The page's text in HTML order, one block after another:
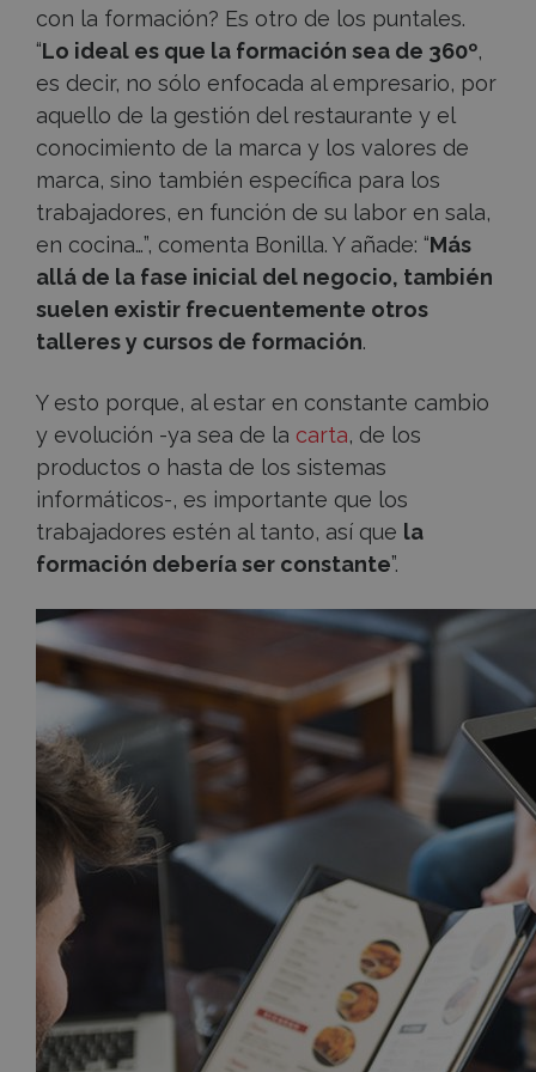
con la formación? Es otro de los puntales.
“Lo ideal es que la formación sea de 360º,
es decir, no sólo enfocada al empresario, por
aquello de la gestión del restaurante y el
conocimiento de la marca y los valores de
marca, sino también específica para los
trabajadores, en función de su labor en sala,
en cocina…”, comenta Bonilla. Y añade: “Más
allá de la fase inicial del negocio, también
suelen existir frecuentemente otros
talleres y cursos de formación.
Y esto porque, al estar en constante cambio
y evolución -ya sea de la carta, de los
productos o hasta de los sistemas
informáticos-, es importante que los
trabajadores estén al tanto, así que la
formación debería ser constante”.